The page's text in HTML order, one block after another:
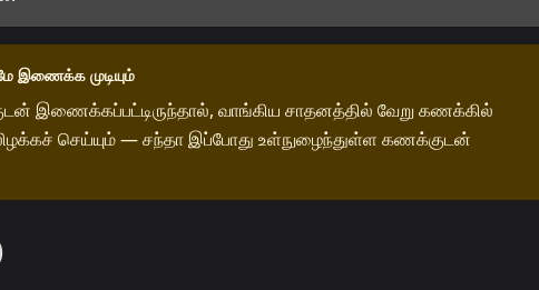
இணைக்க முடியும்
இணைக்கப்பட்டிருந்தால், வாங்கிய சாதனத்தில் வேறு கணக்கில்
செய்யும் — சந்தா இப்போது உள்நுழைந்துள்ள கணக்குடன்